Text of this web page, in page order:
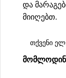
და
მიიღებთ.